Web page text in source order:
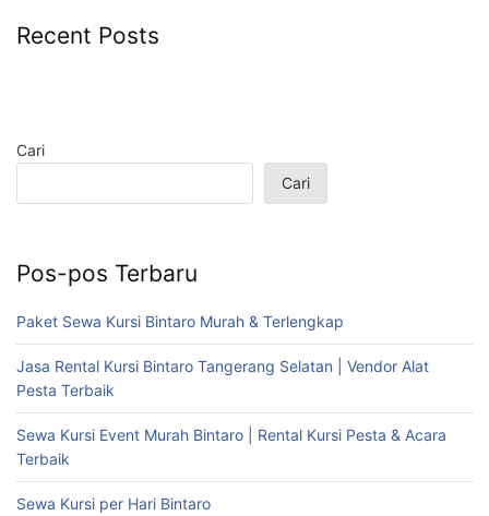
Recent Posts
Cari
Cari
Pos-pos Terbaru
Paket Sewa Kursi Bintaro Murah & Terlengkap
Jasa Rental Kursi Bintaro Tangerang Selatan | Vendor Alat
Pesta Terbaik
Sewa Kursi Event Murah Bintaro | Rental Kursi Pesta & Acara
Terbaik
Sewa Kursi per Hari Bintaro